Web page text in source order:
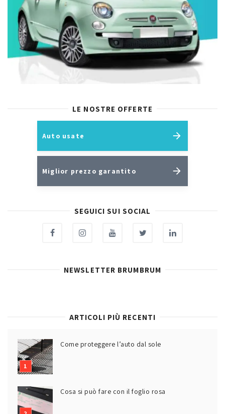
LE NOSTRE OFFERTE
Auto usate
Miglior prezzo garantito
SEGUICI SUI SOCIAL
NEWSLETTER BRUMBRUM
ARTICOLI PIÙ RECENTI
Come proteggere l’auto dal sole
Cosa si può fare con il foglio rosa